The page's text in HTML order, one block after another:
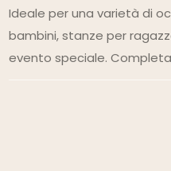
Ideale per una varietà di
bambini, stanze per
evento speciale.